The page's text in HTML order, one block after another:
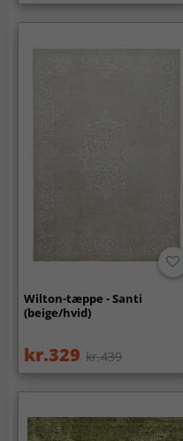
Wilton-tæppe - Santi
(beige/hvid)
kr.329 kr.439